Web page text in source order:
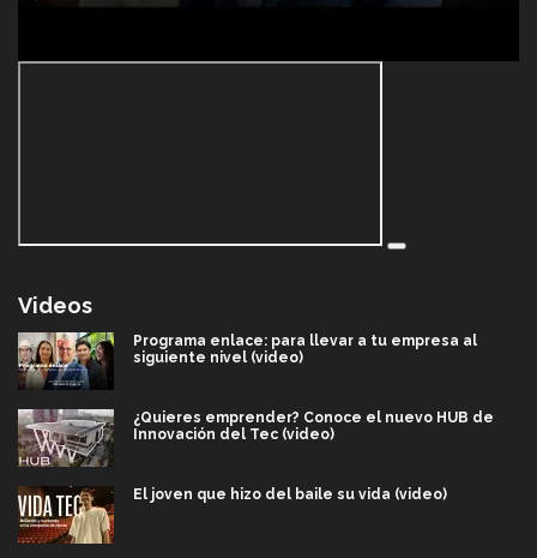
Videos
Programa enlace: para llevar a tu empresa al
siguiente nivel (video)
¿Quieres emprender? Conoce el nuevo HUB de
Innovación del Tec (video)
El joven que hizo del baile su vida (video)